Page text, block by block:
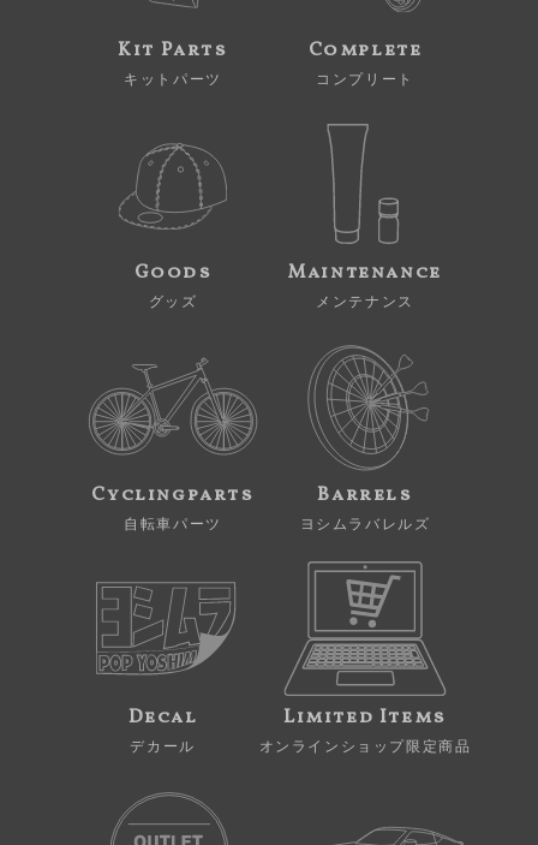
Kit Parts
キットパーツ
Complete
コンプリート
Goods
グッズ
Maintenance
メンテナンス
Cyclingparts
自転車パーツ
Barrels
ヨシムラバレルズ
Decal
デカール
Limited Items
オンラインショップ限定商品